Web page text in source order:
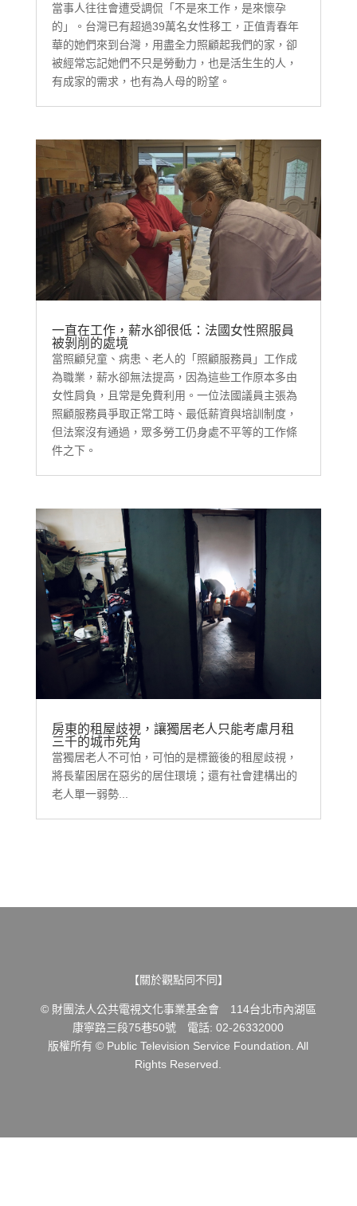
當事人往往會遭受調侃「不是來工作，是來懷孕
的」。台灣已有超過39萬名女性移工，正值青春年
華的她們來到台灣，用盡全力照顧起我們的家，卻
被經常忘記她們不只是勞動力，也是活生生的人，
有成家的需求，也有為人母的盼望。
一直在工作，薪水卻很低：法國女性照服員
被剝削的處境
當照顧兒童、病患、老人的「照顧服務員」工作成
為職業，薪水卻無法提高，因為這些工作原本多由
女性肩負，且常是免費利用。一位法國議員主張為
照顧服務員爭取正常工時、最低薪資與培訓制度，
但法案沒有通過，眾多勞工仍身處不平等的工作條
件之下。
房東的租屋歧視，讓獨居老人只能考慮月租
三千的城市死角
當獨居老人不可怕，可怕的是標籤後的租屋歧視，
將長輩困居在惡劣的居住環境；還有社會建構出的
老人單一弱勢...
【關於觀點同不同】
© 財團法人公共電視文化事業基金會 114台北市內湖區
康寧路三段75巷50號 電話: 02-26332000
版權所有 © Public Television Service Foundation. All
Rights Reserved.